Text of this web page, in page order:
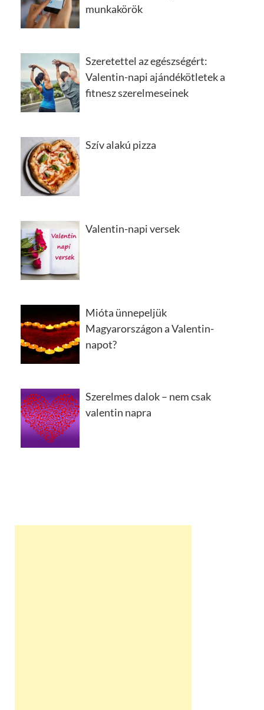
munkakörök
Szeretettel az egészségért:
Valentin-napi ajándékötletek a
fitnesz szerelmeseinek
Szív alakú pizza
Valentin-napi versek
Mióta ünnepeljük
Magyarországon a Valentin-
napot?
Szerelmes dalok – nem csak
valentin napra